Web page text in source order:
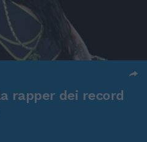
rapper dei record